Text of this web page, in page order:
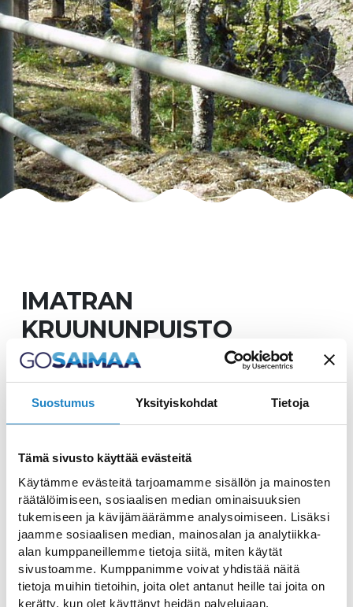
Suostumus Yksityiskohdat Tietoja
Tämä sivusto käyttää evästeitä
Käytämme evästeitä tarjoamamme sisällön ja mainosten
räätälöimiseen, sosiaalisen median ominaisuuksien
tukemiseen ja kävijämäärämme analysoimiseen. Lisäksi
jaamme sosiaalisen median, mainosalan ja analytiikka-
alan kumppaneillemme tietoja siitä, miten käytät
sivustoamme. Kumppanimme voivat yhdistää näitä
tietoja muihin tietoihin, joita olet antanut heille tai joita on
kerätty, kun olet käyttänyt heidän palvelujaan.
IMATRAN
KRUUNUNPUISTO
Imatran Kruununpuisto sijaitsee
kaupungin keskellä. Imatrankosken
ympäristö sai jo varhain tunnustuksen, kun
vuonna 1842 perustettiin koskimiljööstä
Suomen ensimmäinen luonnonpuisto.
Nykyisin Kruununpuisto koostuu neljästä